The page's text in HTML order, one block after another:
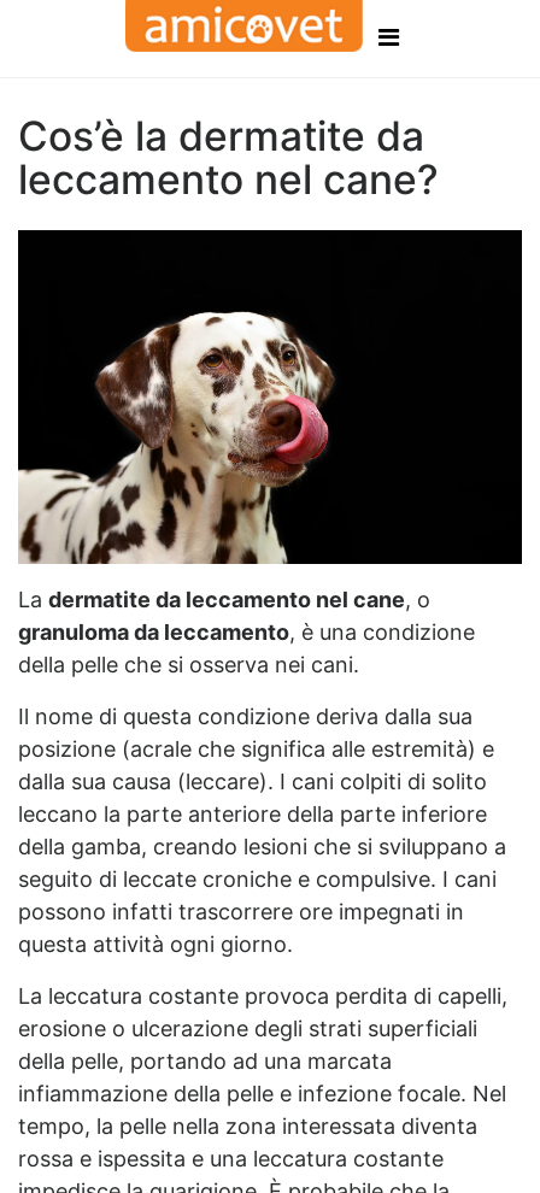
Cos’è la dermatite da
leccamento nel cane?
La dermatite da leccamento nel cane, o
granuloma da leccamento, è una condizione
della pelle che si osserva nei cani.
Il nome di questa condizione deriva dalla sua
posizione (acrale che significa alle estremità) e
dalla sua causa (leccare). I cani colpiti di solito
leccano la parte anteriore della parte inferiore
della gamba, creando lesioni che si sviluppano a
seguito di leccate croniche e compulsive. I cani
possono infatti trascorrere ore impegnati in
questa attività ogni giorno.
La leccatura costante provoca perdita di capelli,
erosione o ulcerazione degli strati superficiali
della pelle, portando ad una marcata
infiammazione della pelle e infezione focale. Nel
tempo, la pelle nella zona interessata diventa
rossa e ispessita e una leccatura costante